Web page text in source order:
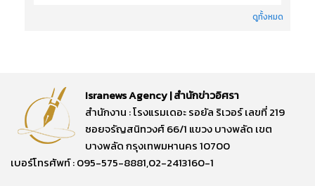
ดูทั้งหมด
Isranews Agency | สำนักข่าวอิศรา
สำนักงาน : โรงแรมเดอะ รอยัล ริเวอร์ เลขที่ 219
ซอยจรัญสนิทวงศ์ 66/1 แขวง บางพลัด เขต
บางพลัด กรุงเทพมหานคร 10700
เบอร์โทรศัพท์ : 095-575-8881,02-2413160-1